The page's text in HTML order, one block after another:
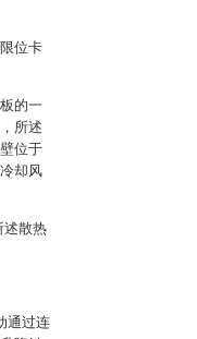
位卡
的一
所述
位于
却风
述散热
通过连